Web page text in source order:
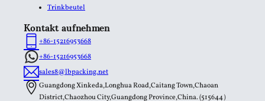
Trinkbeutel
Kontakt aufnehmen
+86-15216953668
+86-15216953668
sales8@lbpacking.net
Guangdong Xinkeda,Longhua Road,Caitang Town,Chaoan
District,Chaozhou City,Guangdong Province,China. (515644）